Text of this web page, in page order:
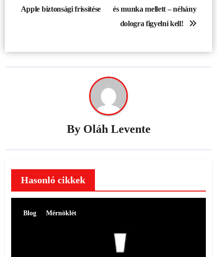
navigáció
Apple biztonsági frissítése
és munka mellett – néhány
dologra figyelni kell!
By Oláh Levente
Hasonló cikkek
Blog Mérnöklét